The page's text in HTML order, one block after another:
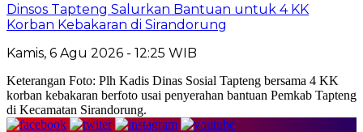
Dinsos Tapteng Salurkan Bantuan untuk 4 KK
Korban Kebakaran di Sirandorung
Kamis, 6 Agu 2026 - 12:25 WIB
Keterangan Foto: Plh Kadis Dinas Sosial Tapteng bersama 4 KK
korban kebakaran berfoto usai penyerahan bantuan Pemkab Tapteng
di Kecamatan Sirandorung.